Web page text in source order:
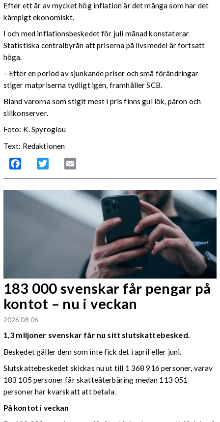
Efter ett år av mycket hög inflation är det många som har det
kämpigt ekonomiskt.
I och med inflationsbeskedet för juli månad konstaterar
Statistiska centralbyrån att priserna på livsmedel är fortsatt
höga.
– Efter en period av sjunkande priser och små förändringar
stiger matpriserna tydligt igen, framhåller SCB.
Bland varorna som stigit mest i pris finns gul lök, päron och
sillkonserver.
Foto: K. Spyroglou
Text: Redaktionen
Facebook Twitter
183 000 svenskar får pengar på
kontot – nu i veckan
2026 08 06
1,3 miljoner svenskar får nu sitt slutskattebesked.
Beskedet gäller dem som inte fick det i april eller juni.
Slutskattebeskedet skickas nu ut till 1 368 916 personer, varav
183 105 personer får skatteåterbäring medan 113 051
personer har kvarskatt att betala.
På kontot i veckan